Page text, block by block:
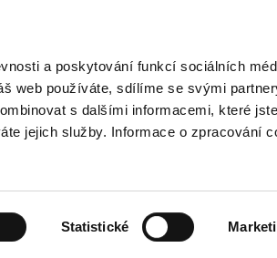
a poskytování funkcí sociálních
web používáte, sdílíme se svými
s dalšími informacemi, které
jejich služby. Informace o zpracování
Statistické
PRÁVA SPRAVEDLNOST